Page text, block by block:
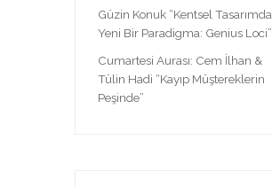
Güzin Konuk “Kentsel Tasarımda
Yeni Bir Paradigma: Genius Loci”
Cumartesi Aurası: Cem İlhan &
Tülin Hadi “Kayıp Müştereklerin
Peşinde”